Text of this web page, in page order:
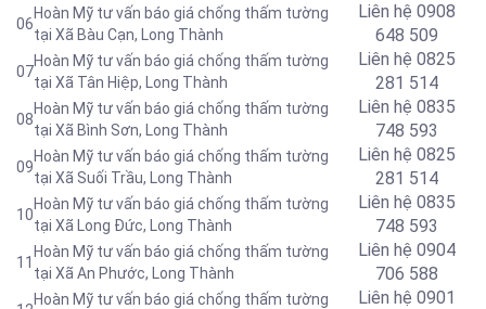
06
Hoàn Mỹ tư vấn báo giá chống thấm tường
tại Xã Bàu Cạn, Long Thành
Liên hệ 0908
648 509
07
Hoàn Mỹ tư vấn báo giá chống thấm tường
tại Xã Tân Hiệp, Long Thành
Liên hệ 0825
281 514
08
Hoàn Mỹ tư vấn báo giá chống thấm tường
tại Xã Bình Sơn, Long Thành
Liên hệ 0835
748 593
09
Hoàn Mỹ tư vấn báo giá chống thấm tường
tại Xã Suối Trầu, Long Thành
Liên hệ 0825
281 514
10
Hoàn Mỹ tư vấn báo giá chống thấm tường
tại Xã Long Đức, Long Thành
Liên hệ 0835
748 593
11
Hoàn Mỹ tư vấn báo giá chống thấm tường
tại Xã An Phước, Long Thành
Liên hệ 0904
706 588
Hoàn Mỹ tư vấn báo giá chống thấm tường
Liên hệ 0901